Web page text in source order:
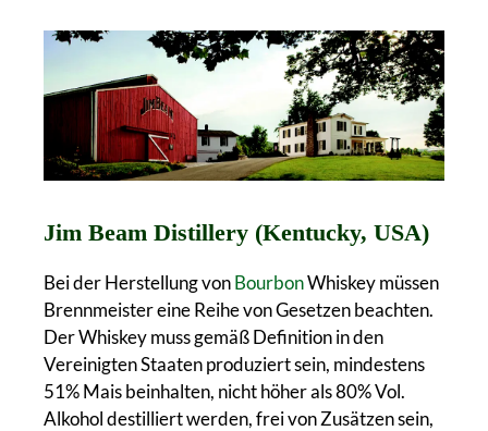
Jim Beam Distillery (Kentucky, USA)
Bei der Herstellung vonBourbonWhiskey müssen
Brennmeister eine Reihe von Gesetzen beachten.
Der Whiskey muss gemäß Definition in den
Vereinigten Staaten produziert sein, mindestens
51% Mais beinhalten, nicht höher als 80% Vol.
Alkohol destilliert werden, frei von Zusätzen sein,